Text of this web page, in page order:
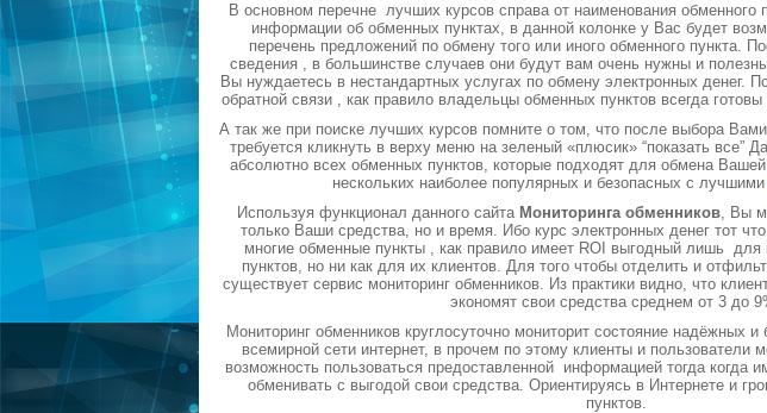
В основном перечне лучших курсов справа от наименования обменного
информации об обменных пунктах, в данной колонке у Вас будет
перечень предложений по обмену того или иного обменного пункта.
сведения , в большинстве случаев они будут вам очень нужны и
Вы нуждаетесь в нестандартных услугах по обмену электронных денег.
обратной связи , как правило владельцы обменных пунктов всегда
А так же при поиске лучших курсов помните о том, что после выбора
требуется кликнуть в верху меню на зеленый «плюсик» “показать все”
абсолютно всех обменных пунктов, которые подходят для обмена
нескольких наиболее популярных и безопасных с лучшими
Используя функционал данного сайта Мониторинга обменников, Вы
только Ваши средства, но и время. Ибо курс электронных денег тот
многие обменные пункты , как правило имеет ROI выгодный лишь
пунктов, но ни как для их клиентов. Для того чтобы отделить и
существует сервис мониторинг обменников. Из практики видно, что
экономят свои средства среднем от 3 до
Мониторинг обменников круглосуточно мониторит состояние надёжных
всемирной сети интернет, в прочем по этому клиенты и пользователи
возможность пользоваться предоставленной информацией тогда когда
обменивать с выгодой свои средства. Ориентируясь в Интернете и
пунктов.